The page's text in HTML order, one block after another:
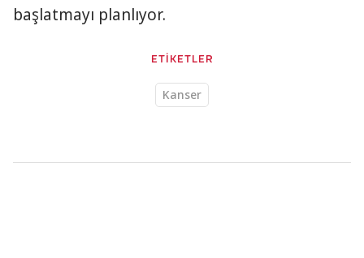
başlatmayı planlıyor.
ETİKETLER
Kanser